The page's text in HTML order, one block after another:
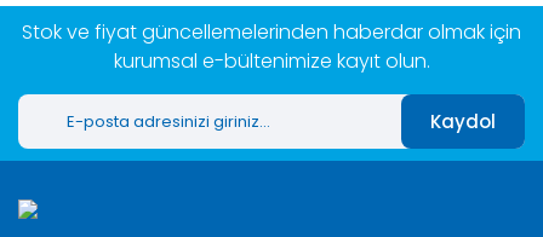
Stok ve fiyat güncellemelerinden haberdar olmak için
kurumsal e-bültenimize kayıt olun.
Kaydol